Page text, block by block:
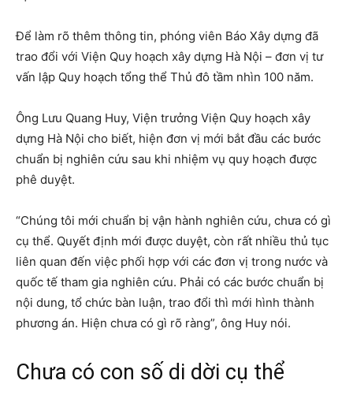
Để làm rõ thêm thông tin, phóng viên Báo Xây dựng đã
trao đổi với Viện Quy hoạch xây dựng Hà Nội – đơn vị tư
vấn lập Quy hoạch tổng thể Thủ đô tầm nhìn 100 năm.
Ông Lưu Quang Huy, Viện trưởng Viện Quy hoạch xây
dựng Hà Nội cho biết, hiện đơn vị mới bắt đầu các bước
chuẩn bị nghiên cứu sau khi nhiệm vụ quy hoạch được
phê duyệt.
“Chúng tôi mới chuẩn bị vận hành nghiên cứu, chưa có gì
cụ thể. Quyết định mới được duyệt, còn rất nhiều thủ tục
liên quan đến việc phối hợp với các đơn vị trong nước và
quốc tế tham gia nghiên cứu. Phải có các bước chuẩn bị
nội dung, tổ chức bàn luận, trao đổi thì mới hình thành
phương án. Hiện chưa có gì rõ ràng”, ông Huy nói.
Chưa có con số di dời cụ thể